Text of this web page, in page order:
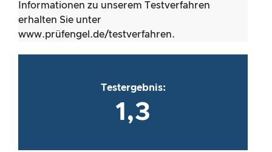
Informationen zu unserem Testverfahren
erhalten Sie unter
www.prüfengel.de/testverfahren.
Testergebnis:
1,3